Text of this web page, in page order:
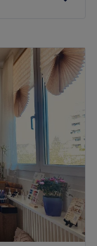
09:00– 19:00
09:00
19:00
09:00–19:00
09:00–19:00
17:00
11 bietet
und Pedicure
ausgefallene
der